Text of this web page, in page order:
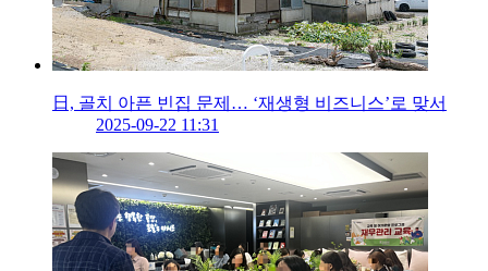
日, 골치 아픈 빈집 문제… ‘재생형 비즈니스’로 맞서
2025-09-22 11:31